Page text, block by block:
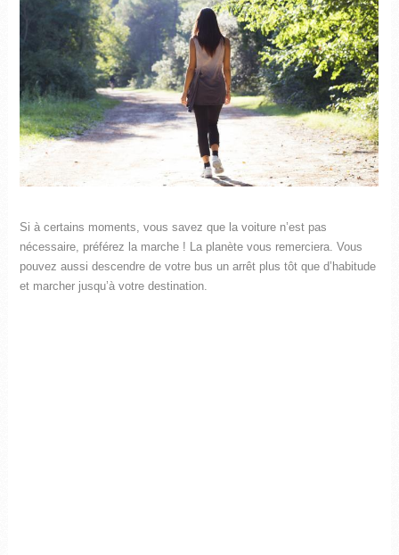
Si à certains moments, vous savez que la voiture n’est pas
nécessaire, préférez la marche ! La planète vous remerciera. Vous
pouvez aussi descendre de votre bus un arrêt plus tôt que d’habitude
et marcher jusqu’à votre destination.